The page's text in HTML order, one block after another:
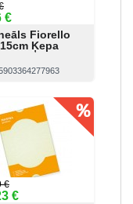
€
Fiorello
15cm Ķepa
€
€